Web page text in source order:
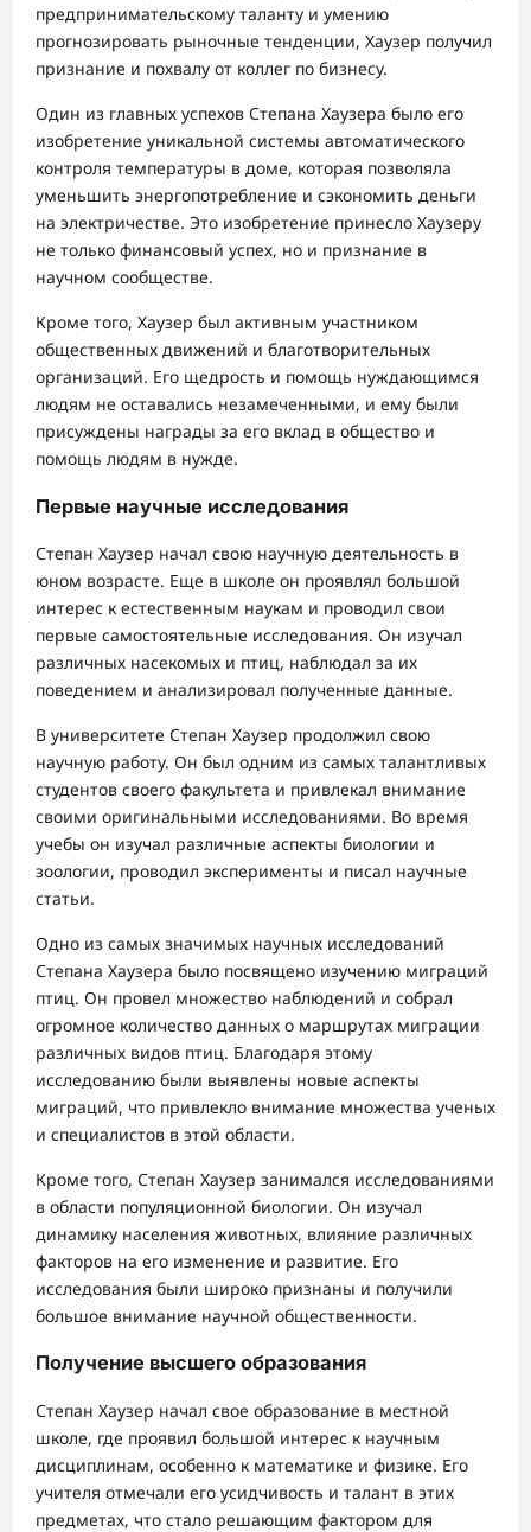
предпринимательскому таланту и умению
прогнозировать рыночные тенденции, Хаузер получил
признание и похвалу от коллег по бизнесу.
Один из главных успехов Степана Хаузера было его
изобретение уникальной системы автоматического
контроля температуры в доме, которая позволяла
уменьшить энергопотребление и сэкономить деньги
на электричестве. Это изобретение принесло Хаузеру
не только финансовый успех, но и признание в
научном сообществе.
Кроме того, Хаузер был активным участником
общественных движений и благотворительных
организаций. Его щедрость и помощь нуждающимся
людям не оставались незамеченными, и ему были
присуждены награды за его вклад в общество и
помощь людям в нужде.
Первые научные исследования
Степан Хаузер начал свою научную деятельность в
юном возрасте. Еще в школе он проявлял большой
интерес к естественным наукам и проводил свои
первые самостоятельные исследования. Он изучал
различных насекомых и птиц, наблюдал за их
поведением и анализировал полученные данные.
В университете Степан Хаузер продолжил свою
научную работу. Он был одним из самых талантливых
студентов своего факультета и привлекал внимание
своими оригинальными исследованиями. Во время
учебы он изучал различные аспекты биологии и
зоологии, проводил эксперименты и писал научные
статьи.
Одно из самых значимых научных исследований
Степана Хаузера было посвящено изучению миграций
птиц. Он провел множество наблюдений и собрал
огромное количество данных о маршрутах миграции
различных видов птиц. Благодаря этому
исследованию были выявлены новые аспекты
миграций, что привлекло внимание множества ученых
и специалистов в этой области.
Кроме того, Степан Хаузер занимался исследованиями
в области популяционной биологии. Он изучал
динамику населения животных, влияние различных
факторов на его изменение и развитие. Его
исследования были широко признаны и получили
большое внимание научной общественности.
Получение высшего образования
Степан Хаузер начал свое образование в местной
школе, где проявил большой интерес к научным
дисциплинам, особенно к математике и физике. Его
учителя отмечали его усидчивость и талант в этих
предметах, что стало решающим фактором для